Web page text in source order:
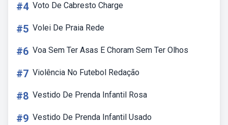
#4 Voto De Cabresto Charge
#5 Volei De Praia Rede
#6 Voa Sem Ter Asas E Choram Sem Ter Olhos
#7 Violência No Futebol Redação
#8 Vestido De Prenda Infantil Rosa
#9 Vestido De Prenda Infantil Usado